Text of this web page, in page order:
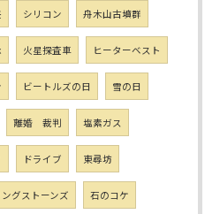
シリコン 舟木山古墳群
火星探査車 ヒーターベスト
ビートルズの日 雪の日
離婚 裁判 塩素ガス
ドライブ 東尋坊
グストーンズ 石のコケ